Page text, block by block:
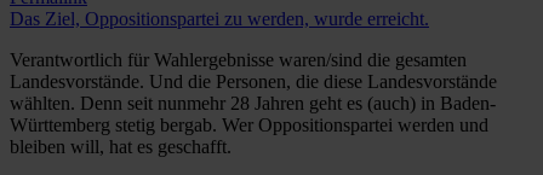
Das Ziel, Oppositionspartei zu werden, wurde erreicht.
Verantwortlich für Wahlergebnisse waren/sind die gesamten
Landesvorstände. Und die Personen, die diese Landesvorstände
wählten. Denn seit nunmehr 28 Jahren geht es (auch) in Baden-
Württemberg stetig bergab. Wer Oppositionspartei werden und
bleiben will, hat es geschafft.